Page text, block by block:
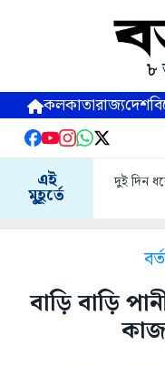
৮
কলকাতারাজ্যদেশ
এই
মুহূর্তে
দুই দিন
বাড়ি বাড়ি